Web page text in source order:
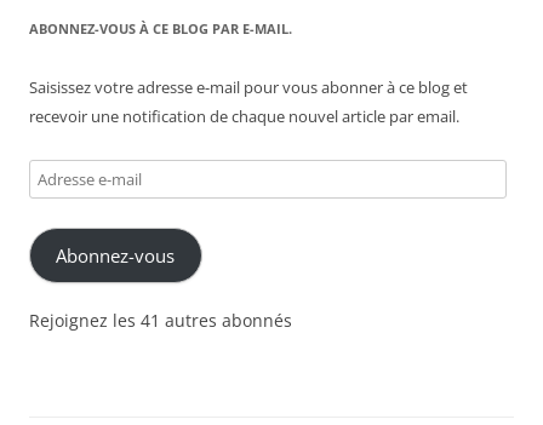
ABONNEZ-VOUS À CE BLOG PAR E-MAIL.
Saisissez votre adresse e-mail pour vous abonner à ce blog et
recevoir une notification de chaque nouvel article par email.
Adresse
e-
mail
Abonnez-vous
Rejoignez les 41 autres abonnés